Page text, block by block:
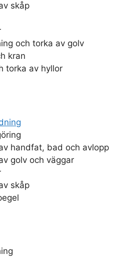
skåp
och torka av golv
kran
torka av hyllor
handfat, bad och avlopp
golv och väggar
skåp